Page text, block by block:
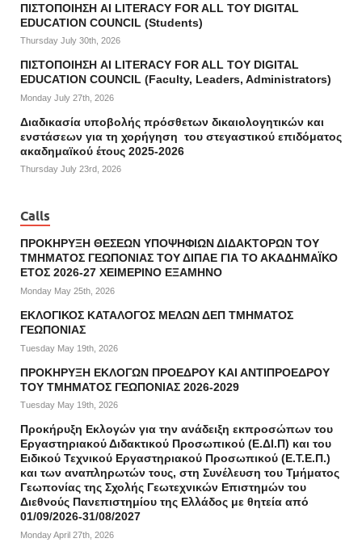
ΠΙΣΤΟΠΟΙΗΣΗ AI LITERACY FOR ALL ΤΟΥ DIGITAL
EDUCATION COUNCIL (Students)
Thursday July 30th, 2026
ΠΙΣΤΟΠΟΙΗΣΗ AI LITERACY FOR ALL ΤΟΥ DIGITAL
EDUCATION COUNCIL (Faculty, Leaders, Administrators)
Monday July 27th, 2026
Διαδικασία υποβολής πρόσθετων δικαιολογητικών και
ενστάσεων για τη χορήγηση του στεγαστικού επιδόματος
ακαδημαϊκού έτους 2025-2026
Thursday July 23rd, 2026
Calls
ΠΡΟΚΗΡΥΞΗ ΘΕΣΕΩΝ ΥΠΟΨΗΦΙΩΝ ΔΙΔΑΚΤΟΡΩΝ ΤΟΥ
ΤΜΗΜΑΤΟΣ ΓΕΩΠΟΝΙΑΣ ΤΟΥ ΔΙΠΑΕ ΓΙΑ ΤΟ ΑΚΑΔΗΜΑΪΚΟ
ΕΤΟΣ 2026-27 ΧΕΙΜΕΡΙΝΟ ΕΞΑΜΗΝΟ
Monday May 25th, 2026
ΕΚΛΟΓΙΚΟΣ ΚΑΤΑΛΟΓΟΣ ΜΕΛΩΝ ΔΕΠ ΤΜΗΜΑΤΟΣ
ΓΕΩΠΟΝΙΑΣ
Tuesday May 19th, 2026
ΠΡΟΚΗΡΥΞΗ ΕΚΛΟΓΩΝ ΠΡΟΕΔΡΟΥ ΚΑΙ ΑΝΤΙΠΡΟΕΔΡΟΥ
ΤΟΥ ΤΜΗΜΑΤΟΣ ΓΕΩΠΟΝΙΑΣ 2026-2029
Tuesday May 19th, 2026
Προκήρυξη Εκλογών για την ανάδειξη εκπροσώπων του
Εργαστηριακού Διδακτικού Προσωπικού (Ε.ΔΙ.Π) και του
Ειδικού Τεχνικού Εργαστηριακού Προσωπικού (Ε.Τ.Ε.Π.)
και των αναπληρωτών τους, στη Συνέλευση του Τμήματος
Γεωπονίας της Σχολής Γεωτεχνικών Επιστημών του
Διεθνούς Πανεπιστημίου της Ελλάδος με θητεία από
01/09/2026-31/08/2027
Monday April 27th, 2026